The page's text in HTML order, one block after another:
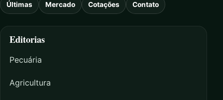
Últimas Mercado Cotações Contato
Editorias
Pecuária
Agricultura